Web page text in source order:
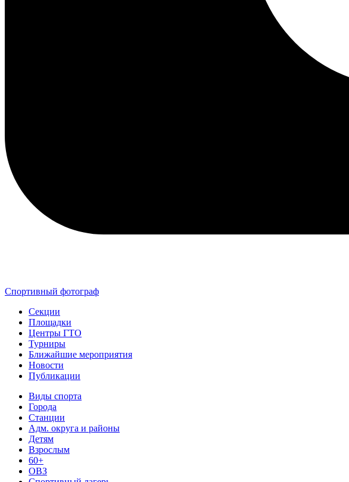
Спортивный фотограф
Секции
Площадки
Центры ГТО
Турниры
Ближайшие мероприятия
Новости
Публикации
Виды спорта
Города
Станции
Адм. округа и районы
Детям
Взрослым
60+
ОВЗ